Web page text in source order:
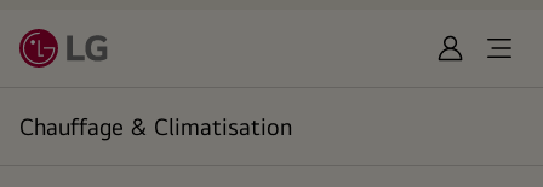
Sign
Chauffage & Climatisation